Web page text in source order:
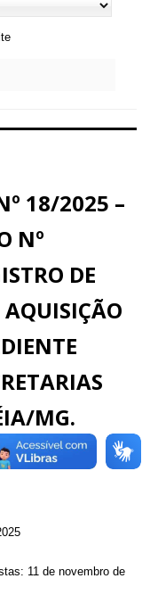
18/2025 –
Nº
DE
AQUISIÇÃO
MG.
11 de novembro de